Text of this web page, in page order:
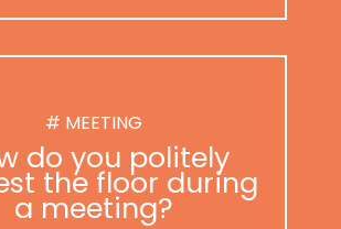
# MEETING
do you politely
the floor during
a meeting?